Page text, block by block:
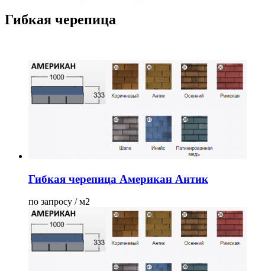
Гибкая черепица
Гибкая черепица Американ Антик
по запросу / м2